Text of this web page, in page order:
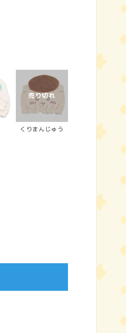
くりまんじゅう